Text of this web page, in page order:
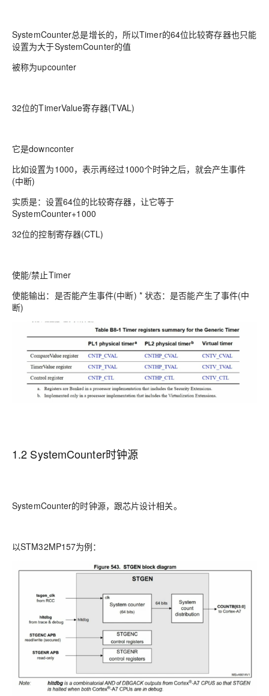
SystemCounter总是增长的，所以Timer的64位比较寄存器也只能
设置为大于SystemCounter的值
被称为upcounter
32位的TimerValue寄存器(TVAL)
它是downconter
比如设置为1000，表示再经过1000个时钟之后，就会产生事件
(中断)
实质是：设置64位的比较寄存器，让它等于
SystemCounter+1000
32位的控制寄存器(CTL)
使能/禁止Timer
使能输出：是否能产生事件(中断) * 状态：是否能产生了事件(中
断)
1.2 SystemCounter时钟源
SystemCounter的时钟源，跟芯片设计相关。
以STM32MP157为例：